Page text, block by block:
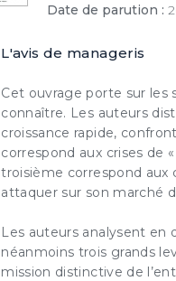
Date de parution :
L'avis de manageris
Cet ouvrage porte sur les
connaître. Les auteurs
croissance rapide,
correspond aux crises de
troisième correspond aux
attaquer sur son marché
Les auteurs analysent en
néanmoins trois grands
mission distinctive de
(1) Cochez
Ce système de
ordinateur, ni
votre navigateur.